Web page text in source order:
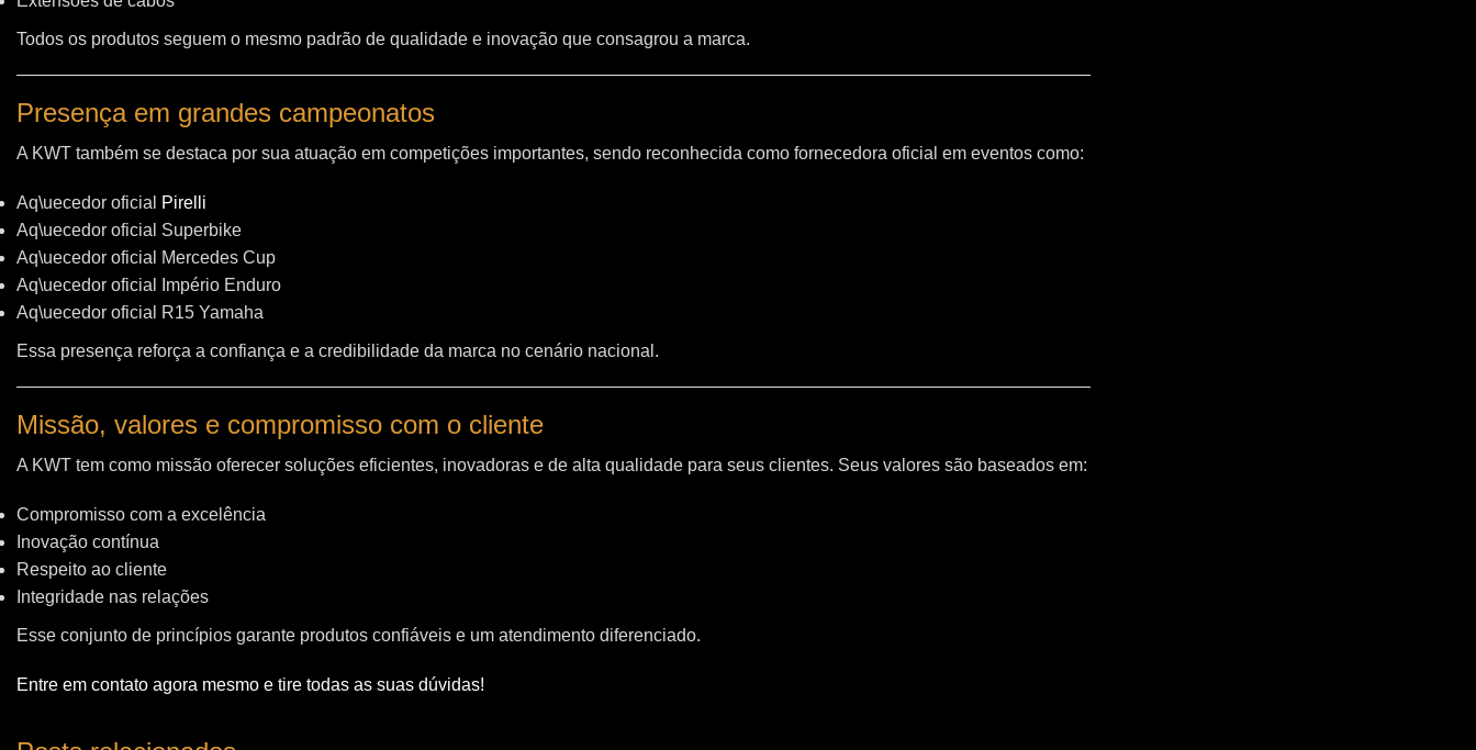
Todos os produtos seguem o mesmo padrão de qualidade e inovação que consagrou a marca.
Presença em grandes campeonatos
A KWT também se destaca por sua atuação em competições importantes, sendo reconhecida como fornecedora oficial em eventos como:
Aq\uecedor oficial
Pirelli
Aq\uecedor oficial Superbike
Aq\uecedor oficial Mercedes Cup
Aq\uecedor oficial Império Enduro
Aq\uecedor oficial R15 Yamaha
Essa presença reforça a confiança e a credibilidade da marca no cenário nacional.
Missão, valores e compromisso com o cliente
A KWT tem como missão oferecer soluções eficientes, inovadoras e de alta qualidade para seus clientes. Seus valores são baseados em:
Compromisso com a excelência
Inovação contínua
Respeito ao cliente
Integridade nas relações
Esse conjunto de princípios garante produtos confiáveis e um atendimento diferenciado.
Entre em contato agora mesmo e tire todas as suas dúvidas!